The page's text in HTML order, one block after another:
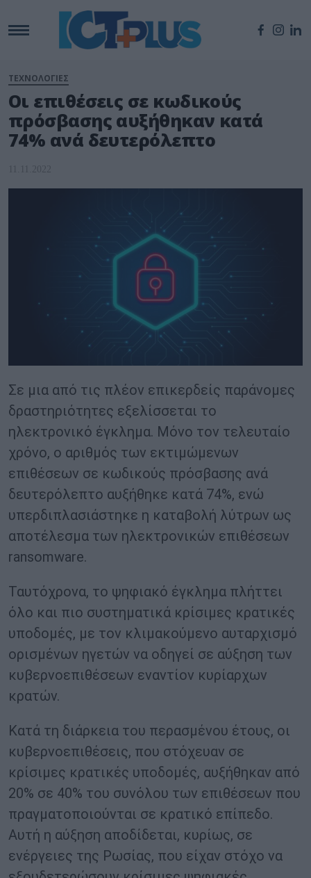
ΤΕΧΝΟΛΟΓΙΕΣ
Οι επιθέσεις σε κωδικούς
πρόσβασης αυξήθηκαν κατά
74% ανά δευτερόλεπτο
11.11.2022
Σε μια από τις πλέον επικερδείς παράνομες
δραστηριότητες εξελίσσεται το
ηλεκτρονικό έγκλημα. Μόνο τον τελευταίο
χρόνο, ο αριθμός των εκτιμώμενων
επιθέσεων σε κωδικούς πρόσβασης ανά
δευτερόλεπτο αυξήθηκε κατά 74%, ενώ
υπερδιπλασιάστηκε η καταβολή λύτρων ως
αποτέλεσμα των ηλεκτρονικών επιθέσεων
ransomware.
Ταυτόχρονα, το ψηφιακό έγκλημα πλήττει
όλο και πιο συστηματικά κρίσιμες κρατικές
υποδομές, με τον κλιμακούμενο αυταρχισμό
ορισμένων ηγετών να οδηγεί σε αύξηση των
κυβερνοεπιθέσεων εναντίον κυρίαρχων
κρατών.
Κατά τη διάρκεια του περασμένου έτους, οι
κυβερνοεπιθέσεις, που στόχευαν σε
κρίσιμες κρατικές υποδομές, αυξήθηκαν από
20% σε 40% του συνόλου των επιθέσεων που
πραγματοποιούνται σε κρατικό επίπεδο.
Αυτή η αύξηση αποδίδεται, κυρίως, σε
ενέργειες της Ρωσίας, που είχαν στόχο να